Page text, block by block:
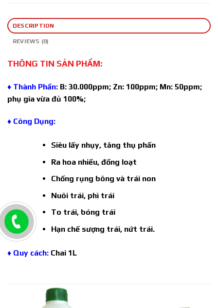
DESCRIPTION
REVIEWS (0)
THÔNG TIN SẢN PHẨM:
♦ Thành Phần: B: 30.000ppm; Zn: 100ppm; Mn: 50ppm;
phụ gia vừa đủ 100%;
♦ Công Dụng:
Siêu lấy nhụy, tăng thụ phấn
Ra hoa nhiều, đồng loạt
Chống rụng bông và trái non
Nuôi trái, phì trái
To trái, bóng trái
Hạn chế sượng trái, nứt trái.
♦ Quy cách: Chai 1L